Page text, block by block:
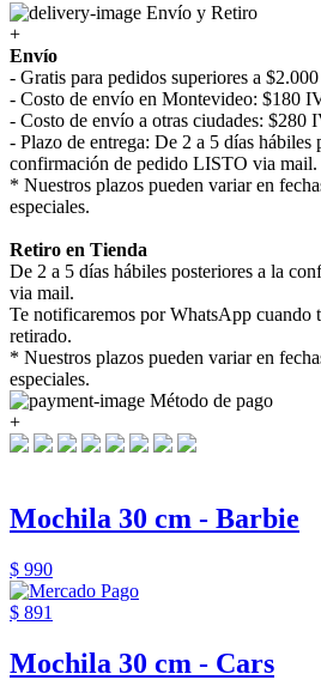
Envío y Retiro
+
Envío
- Gratis para pedidos superiores a $2.000
- Costo de envío en Montevideo: $180
- Costo de envío a otras ciudades: $280
- Plazo de entrega: De 2 a 5 días hábiles
confirmación de pedido LISTO via mail.
* Nuestros plazos pueden variar en
especiales.
Retiro en Tienda
De 2 a 5 días hábiles posteriores a la
via mail.
Te notificaremos por WhatsApp cuando
retirado.
* Nuestros plazos pueden variar en
especiales.
Método de pago
+
Mochila 30 cm - Barbie
$ 990
$ 891
Mochila 30 cm - Cars